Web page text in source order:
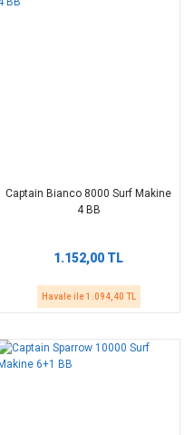
Captain Bianco 8000 Surf Makine
4 BB
1.152,00 TL
Havale ile 1.094,40 TL